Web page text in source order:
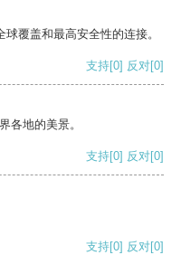
覆盖和最高安全性的连接。
支持[0] 反对[0]
各地的美景。
支持[0] 反对[0]
支持[0] 反对[0]